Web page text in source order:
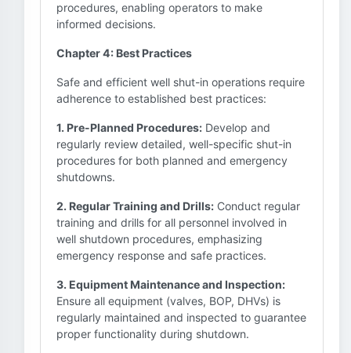
procedures, enabling operators to make
informed decisions.
Chapter 4: Best Practices
Safe and efficient well shut-in operations require
adherence to established best practices:
1. Pre-Planned Procedures: Develop and
regularly review detailed, well-specific shut-in
procedures for both planned and emergency
shutdowns.
2. Regular Training and Drills: Conduct regular
training and drills for all personnel involved in
well shutdown procedures, emphasizing
emergency response and safe practices.
3. Equipment Maintenance and Inspection:
Ensure all equipment (valves, BOP, DHVs) is
regularly maintained and inspected to guarantee
proper functionality during shutdown.